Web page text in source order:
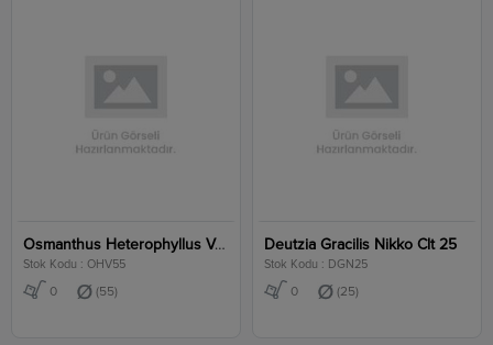
Osmanthus Heterophyllus Variegata Clt 55
Stok Kodu : OHV55
0 (55)
Deutzia Gracilis Nikko Clt 25
Stok Kodu : DGN25
0 (25)